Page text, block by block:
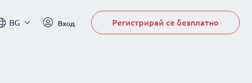
BG Вход Регистрирай се безплатно